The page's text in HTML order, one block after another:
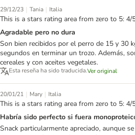
29/12/23 | Tania | Italia
This is a stars rating area from zero to 5: 4/
Agradable pero no dura
Son bien recibidos por el perro de 15 y 30
segundos en terminar un trozo. Además,
cereales y con aceites vegetales.
Esta reseña ha sido traducida.Ver original
20/01/21 | Mary | Italia
This is a stars rating area from zero to 5: 4/
Habría sido perfecto si fuera
Snack particularmente apreciado, aunque